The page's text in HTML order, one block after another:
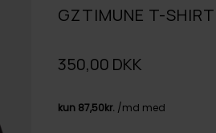
GZTIMUNE T-SHIRT
350,00 DKK